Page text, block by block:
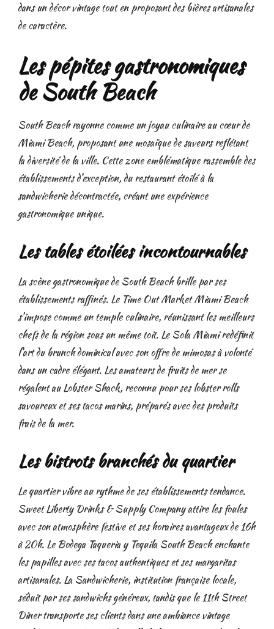
dans un décor vintage tout en proposant des bières artisanales
de caractère.
Les pépites gastronomiques
de South Beach
South Beach rayonne comme un joyau culinaire au cœur de
Miami Beach, proposant une mosaïque de saveurs reflétant
la diversité de la ville. Cette zone emblématique rassemble des
établissements d'exception, du restaurant étoilé à la
sandwicherie décontractée, créant une expérience
gastronomique unique.
Les tables étoilées incontournables
La scène gastronomique de South Beach brille par ses
établissements raffinés. Le Time Out Market Miami Beach
s'impose comme un temple culinaire, réunissant les meilleurs
chefs de la région sous un même toit. Le Sola Miami redéfinit
l'art du brunch dominical avec son offre de mimosas à volonté
dans un cadre élégant. Les amateurs de fruits de mer se
régalent au Lobster Shack, reconnu pour ses lobster rolls
savoureux et ses tacos marins, préparés avec des produits
frais de la mer.
Les bistrots branchés du quartier
Le quartier vibre au rythme de ses établissements tendance.
Sweet Liberty Drinks & Supply Company attire les foules
avec son atmosphère festive et ses horaires avantageux de 16h
à 20h. Le Bodega Taqueria y Tequila South Beach enchante
les papilles avec ses tacos authentiques et ses margaritas
artisanales. La Sandwicherie, institution française locale,
séduit par ses sandwichs généreux, tandis que le 11th Street
Diner transporte ses clients dans une ambiance vintage